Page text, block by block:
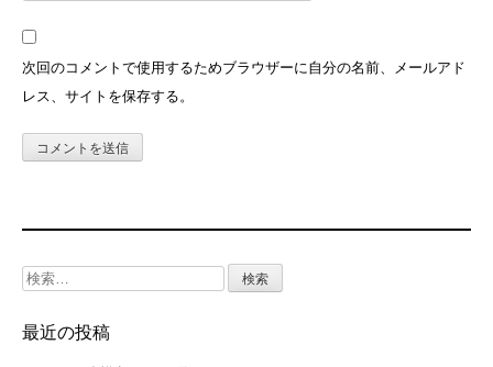
次回のコメントで使用するためブラウザーに自分の名前、メールアド
レス、サイトを保存する。
検
最近の投稿